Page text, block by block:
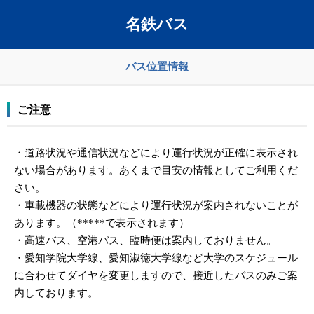
名鉄バス
バス位置情報
ご注意
・道路状況や通信状況などにより運行状況が正確に表示され
ない場合があります。あくまで目安の情報としてご利用くだ
さい。
・車載機器の状態などにより運行状況が案内されないことが
あります。（*****で表示されます）
・高速バス、空港バス、臨時便は案内しておりません。
・愛知学院大学線、愛知淑徳大学線など大学のスケジュール
に合わせてダイヤを変更しますので、接近したバスのみご案
内しております。